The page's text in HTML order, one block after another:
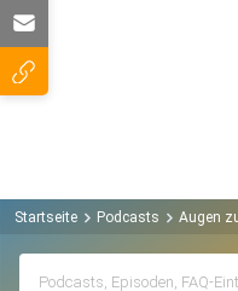
Startseite Podcasts Augen